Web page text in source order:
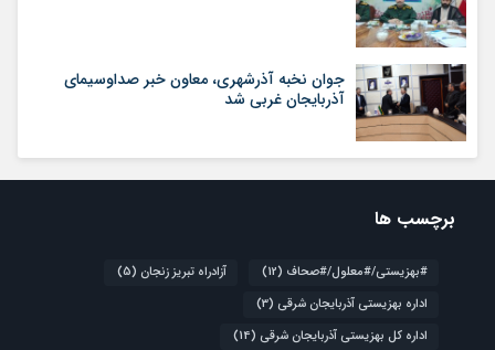
جوان نخبه آذرشهری، معاون خبر صداوسیمای
آذربایجان غربی شد
برچسب ها
#بهزیستی/#معلول/#صحاف (12) آزادراه تبریز زنجان (5)
اداره بهزیستی آذربایجان شرقی (3)
اداره کل بهزیستی آذربایجان شرقی (14)